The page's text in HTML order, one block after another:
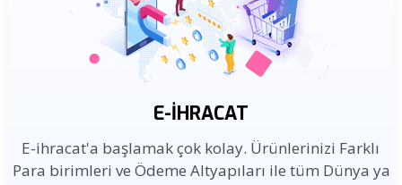
E-İHRACAT
E-ihracat'a başlamak çok kolay. Ürünlerinizi Farklı
Para birimleri ve Ödeme Altyapıları ile tüm Dünya ya